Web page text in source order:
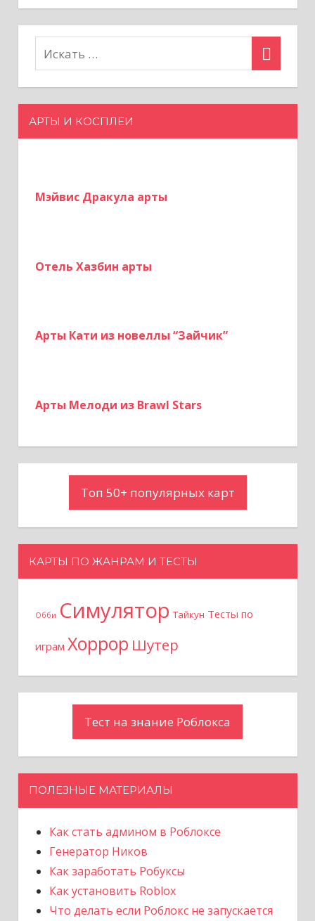
иАРТЫ И КОСПЛЕИ
Мэйвис Дракула арты
Отель Хазбин арты
Арты Кати из новеллы “Зайчик”
Арты Мелоди из Brawl Stars
Топ 50+ популярных карт
КАРТЫ ПО ЖАНРАМ И ТЕСТЫ
Обби Симулятор Тайкун Тесты по
играм Хоррор Шутер
Тест на знание Роблокса
ПОЛЕЗНЫЕ МАТЕРИАЛЫ
Как стать админом в Роблоксе
Генератор Ников
Как заработать Робуксы
Как установить Roblox
Что делать если Роблокс не запускается